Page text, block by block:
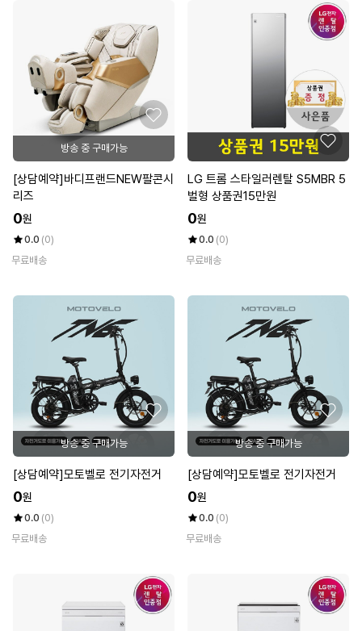
방송 중 구매가능
[상담예약]바디프랜드NEW팔콘시
리즈
0원
0.0 (0)
무료배송
LG 트롬 스타일러렌탈 S5MBR 5
벌형 상품권15만원
0원
0.0 (0)
무료배송
방송 중 구매가능
[상담예약]모토벨로 전기자전거
0원
0.0 (0)
무료배송
방송 중 구매가능
[상담예약]모토벨로 전기자전거
0원
0.0 (0)
무료배송